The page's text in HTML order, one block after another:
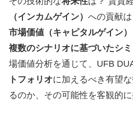
（インカムゲイン） への貢献
市場価値（キャピタルゲイン）
複数のシナリオに基づいたシ
場価値分析を通じて、UFB
トフォリオに加えるべき有望
るのか、その可能性を客観的に